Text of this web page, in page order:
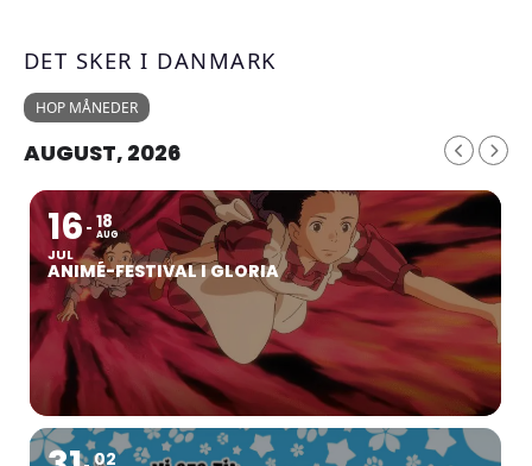
DET SKER I DANMARK
HOP MÅNEDER
AUGUST, 2026
16
JUL
18
AUG
ANIMÉ-FESTIVAL I GLORIA
02